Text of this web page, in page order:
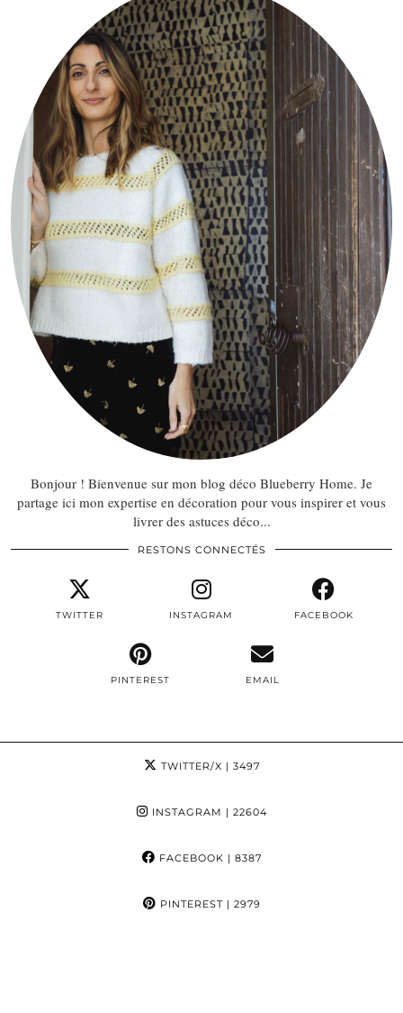
Bonjour ! Bienvenue sur mon blog déco Blueberry Home. Je
partage ici mon expertise en décoration pour vous inspirer et vous
livrer des astuces déco...
RESTONS CONNECTÉS
TWITTER INSTAGRAM FACEBOOK
PINTEREST EMAIL
TWITTER/X | 3497
INSTAGRAM | 22604
FACEBOOK | 8387
PINTEREST| 2979